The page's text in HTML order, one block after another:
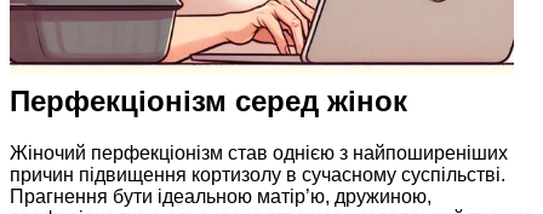
Перфекціонізм серед жінок
Жіночий перфекціонізм став однією з найпоширеніших
причин підвищення кортизолу в сучасному суспільстві.
Прагнення бути ідеальною матір’ю, дружиною,